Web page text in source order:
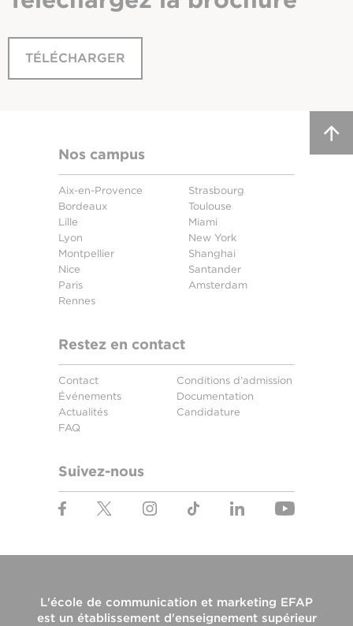
TÉLÉCHARGER
Nos campus
Aix-en-Provence
Bordeaux
Lille
Lyon
Montpellier
Nice
Paris
Rennes
Strasbourg
Toulouse
Miami
New York
Shanghai
Santander
Amsterdam
Restez en contact
Contact
Événements
Actualités
FAQ
Conditions d'admission
Documentation
Candidature
Suivez-nous
L'école de communication et marketing EFAP
est un établissement d'enseignement supérieur